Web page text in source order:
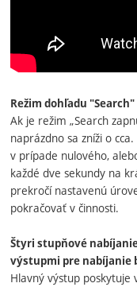
Režim dohľadu "Search"
Ak je režim „Search
naprázdno sa zníži o
v prípade nulového,
každé dve sekundy na
prekročí nastavenú
pokračovať v činnosti.
Štyri stupňové
výstupmi pre nabíjanie
Hlavný výstup